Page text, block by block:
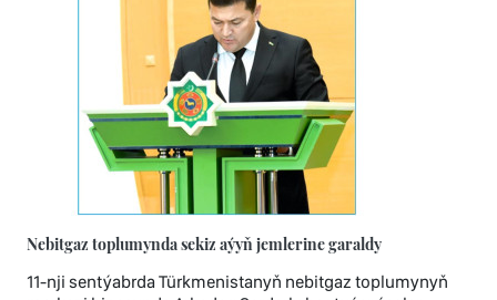
Nebitgaz toplumynda sekiz aýyň jemlerine garaldy
11-nji sentýabrda Türkmenistanyň nebitgaz toplumynyň